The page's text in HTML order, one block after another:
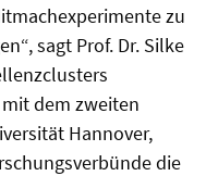
zu
sagt Prof. Dr. Silke
dem zweiten
Hannover,
die